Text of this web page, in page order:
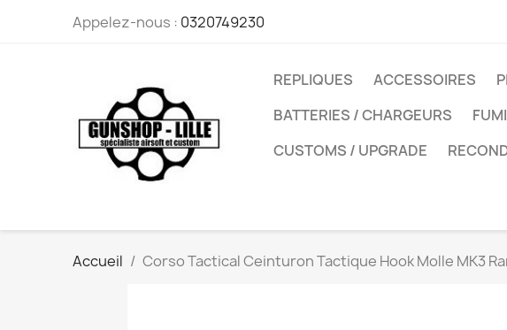
Appelez-nous : 0320749230
REPLIQUES ACCESSOIRES
BATTERIES / CHARGEURS
CUSTOMS / UPGRADE
Accueil Corso Tactical Ceinturon Tactique Hook Molle MK3